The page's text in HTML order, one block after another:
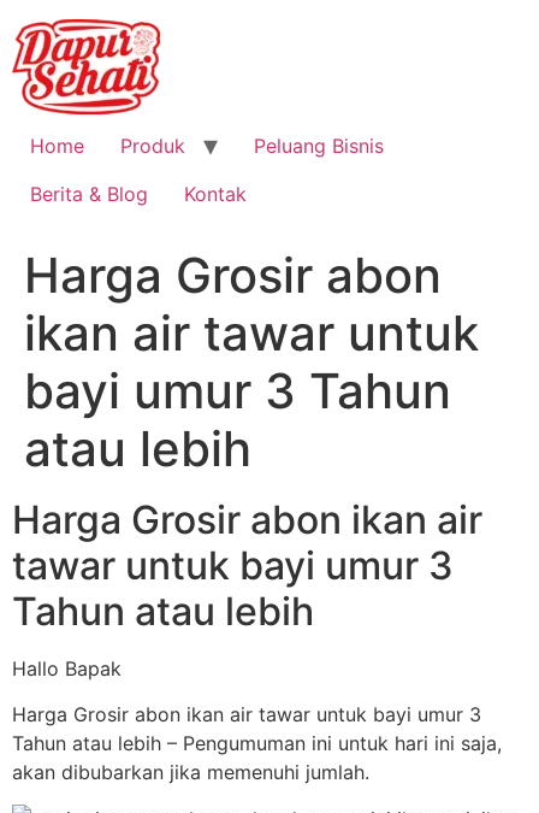
Home Produk
Peluang Bisnis
Berita & Blog
Kontak
Harga Grosir abon
ikan air tawar untuk
bayi umur 3 Tahun
atau lebih
Harga Grosir abon ikan air
tawar untuk bayi umur 3
Tahun atau lebih
Hallo Bapak
Harga Grosir abon ikan air tawar untuk bayi umur 3
Tahun atau lebih – Pengumuman ini untuk hari ini saja,
akan dibubarkan jika memenuhi jumlah.